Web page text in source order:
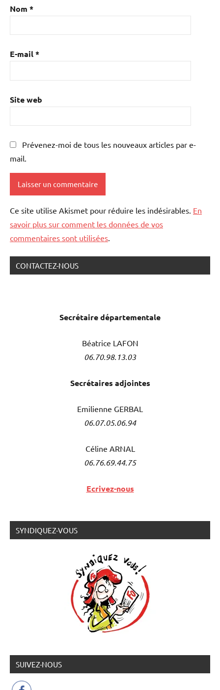
Nom *
E-mail*
Site web
Prévenez-moi de tous les nouveaux articles par e-
mail.
Ce site utilise Akismet pour réduire les indésirables. En
savoir plus sur comment les données de vos
commentaires sont utilisées
CONTACTEZ-NOUS
Secrétairedépartementale
Béatrice LAFON
06.70.98.13.03
Secrétaires adjointes
Emilienne GERBAL
06.07.05.06.94
Céline ARNAL
06.76.69.44.75
Ecrivez-nous
SYNDIQUEZ-VOUS
SUIVEZ-NOUS